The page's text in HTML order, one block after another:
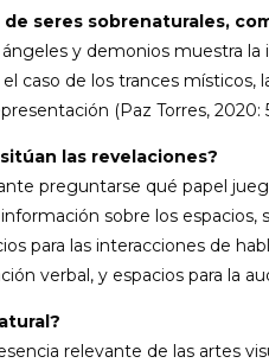
seres sobrenaturales,
y demonios muestra
caso de los trances
(Paz Torres,
las revelaciones?
preguntarse qué papel
sobre los
para las interacciones de
verbal, y espacios para la
relevante de las artes